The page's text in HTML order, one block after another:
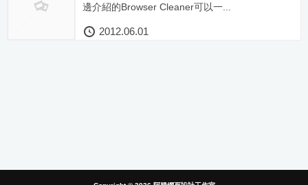
邊介紹的Browser Cleaner可以一...
2012.06.01